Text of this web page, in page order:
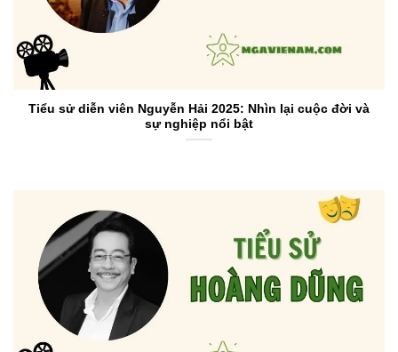
Tiểu sử diễn viên Nguyễn Hải 2025: Nhìn lại cuộc đời và
sự nghiệp nổi bật